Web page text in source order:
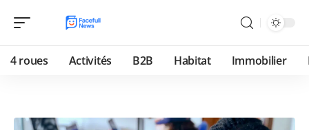
4 roues Activités B2B Habitat Immobilier